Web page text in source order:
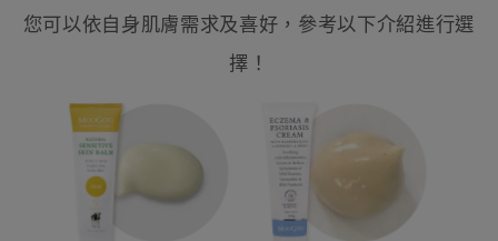
您可以依自身肌膚需求及喜好，參考以下介紹進行選
擇！